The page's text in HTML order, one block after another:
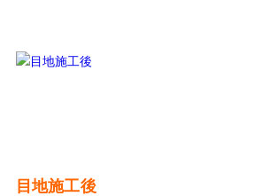
目地施工後